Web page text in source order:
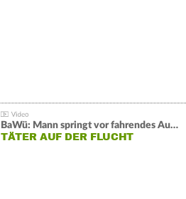
BaWü: Mann springt vor fahrendes Auto und schießt
TÄTER AUF DER FLUCHT